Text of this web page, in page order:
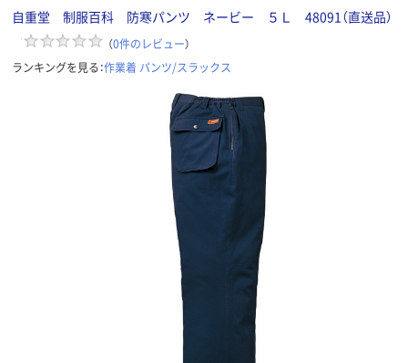
自重堂 制服百科 防寒パンツ ネービー ５Ｌ 48091（直送品）
（0件のレビュー）
ランキングを見る：作業着 パンツ/スラックス